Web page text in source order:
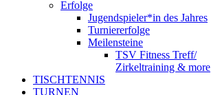
Erfolge
Jugendspieler*in des Jahres
Turniererfolge
Meilensteine
TSV Fitness Treff/
Zirkeltraining & more
TISCHTENNIS
TURNEN